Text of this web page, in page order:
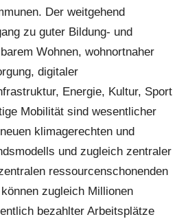
Der weitgehend
zu guter Bildung- und
Wohnen, wohnortnaher
digitaler
Energie, Kultur, Sport
Mobilität sind wesentlicher
klimagerechten und
und zugleich zentraler
ressourcenschonenden
zugleich Millionen
bezahlter Arbeitsplätze